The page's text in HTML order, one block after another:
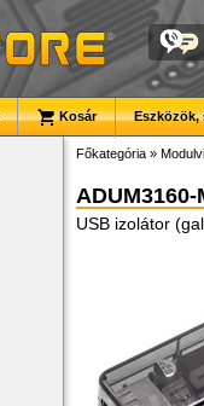
Kosár Eszközök,
Főkategória »
ADUM3160-
USB izolátor